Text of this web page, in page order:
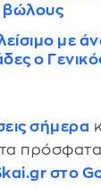
βώλους
με
ο
σήμερα
στο